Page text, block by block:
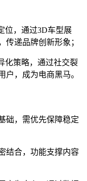
位，通过3D车型展
传递品牌创新形象；
化策略，通过社交裂
户，成为电商黑马。
础，需优先保障稳定
结合，功能支撑内容